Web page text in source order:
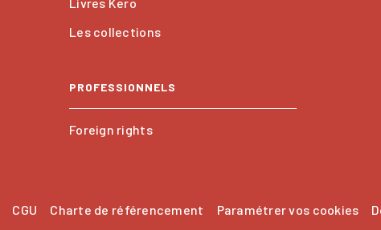
Les collections
PROFESSIONNELS
Foreign rights
CGU Charte de référencement Paramétrer vos cookies